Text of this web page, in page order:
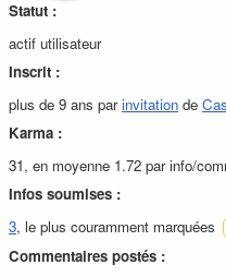
Statut :
actif utilisateur
Inscrit :
plus de 9 ans parinvitation de
Karma :
31, en moyenne 1.72 par info/
Infos soumises :
3, le plus couramment marquées
Commentaires postés :